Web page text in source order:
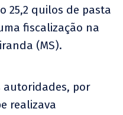
25,2 quilos de pasta
fiscalização na
(MS).
autoridades, por
realizava